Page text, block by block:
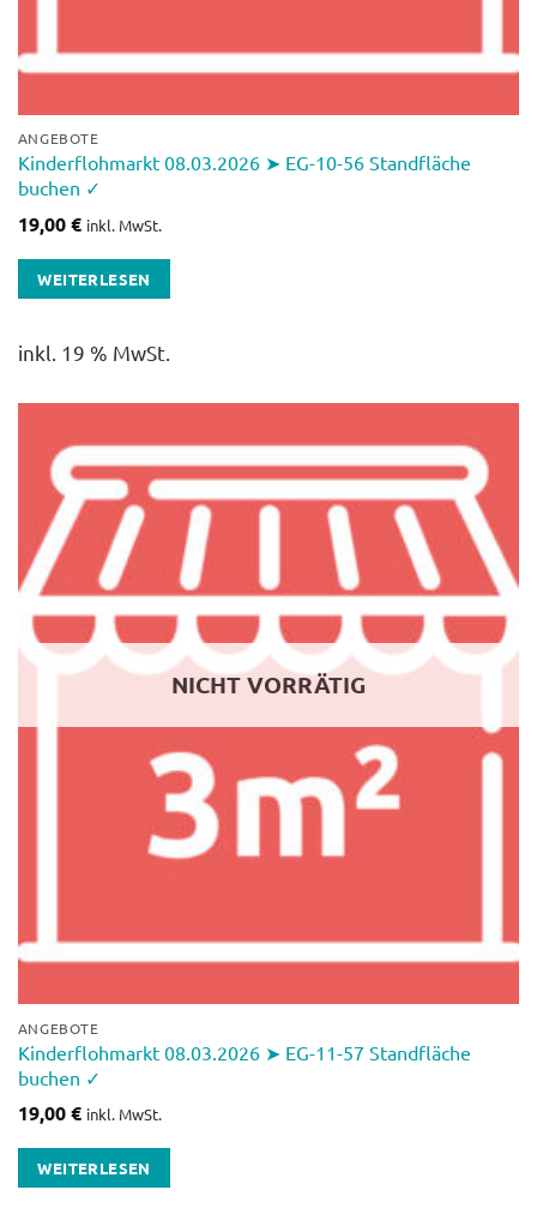
ANGEBOTE
Kinderflohmarkt 08.03.2026 ➤ EG-10-56 Standfläche
buchen ✓
19,00€ inkl. MwSt.
WEITERLESEN
inkl. 19 % MwSt.
NICHT VORRÄTIG
ANGEBOTE
Kinderflohmarkt 08.03.2026 ➤ EG-11-57 Standfläche
buchen ✓
19,00€ inkl. MwSt.
WEITERLESEN